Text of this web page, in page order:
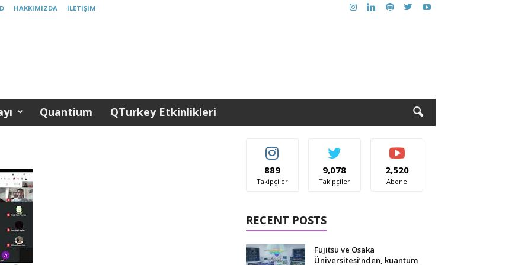
HAKKIMIZDA İLETIŞIM
Quantium QTurkey Etkinlikleri
889
Takipçiler
9,078
Takipçiler
2,520
Abone
RECENT POSTS
Fujitsu ve Osaka
Üniversitesi’nden, kuantum